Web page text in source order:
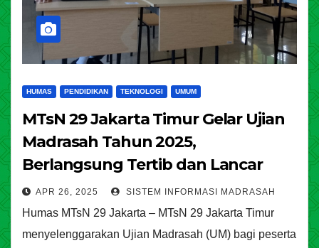
HUMAS PENDIDIKAN TEKNOLOGI UMUM
MTsN 29 Jakarta Timur Gelar Ujian
Madrasah Tahun 2025,
Berlangsung Tertib dan Lancar
APR 26, 2025 SISTEM INFORMASI MADRASAH
Humas MTsN 29 Jakarta – MTsN 29 Jakarta Timur
menyelenggarakan Ujian Madrasah (UM) bagi peserta